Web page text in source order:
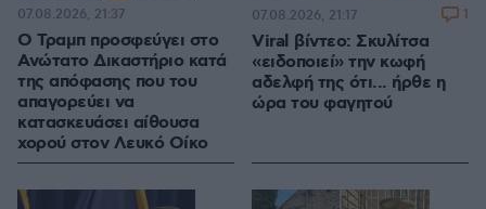
Ο Τραμπ προσφεύγει στο
Ανώτατο Δικαστήριο κατά
της απόφασης που του
απαγορεύει να
κατασκευάσει αίθουσα
χορού στον Λευκό Οίκο
07.08.2026, 21:37
Viral βίντεο: Σκυλίτσα
«ειδοποιεί» την κωφή
αδελφή της ότι... ήρθε η
ώρα του φαγητού
07.08.2026, 21:17 1